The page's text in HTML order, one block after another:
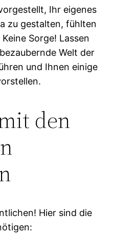
Ihr eigenes
zu gestalten, fühlten
Sorge! Lassen
Welt der
und Ihnen einige
den
Hier sind die